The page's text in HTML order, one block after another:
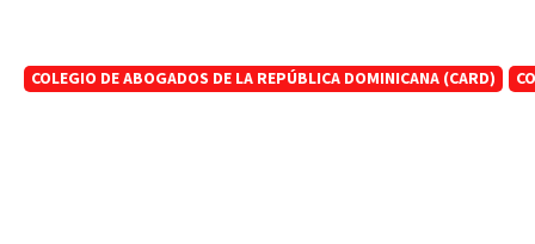
COLEGIO DE ABOGADOS DE LA REPÚBLICA DOMINICANA (CARD)